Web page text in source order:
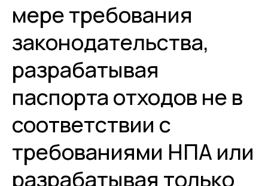
мере требования
законодательства,
разрабатывая
паспорта отходов не в
соответствии с
требованиями НПА или
разрабатывая только